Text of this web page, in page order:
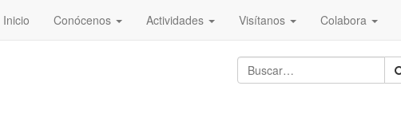
Inicio Conócenos Actividades Visítanos Colabora